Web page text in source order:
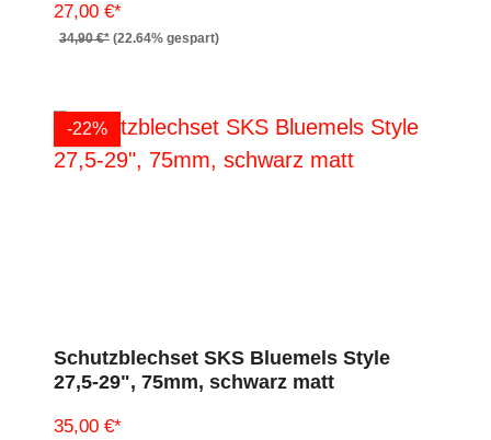
27,00 €*
34,90 €* (22.64% gespart)
-22%
Schutzblechset SKS Bluemels Style
27,5-29", 75mm, schwarz matt
35,00 €*